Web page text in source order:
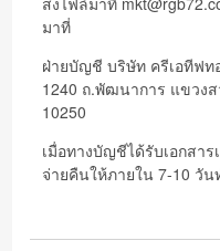
มาที่
ฝ่ายบัญชี บริษัท ครีเอทีฟท
1240 ถ.พัฒนาการ แขวง
10250
เมื่อทางบัญชีได้รับเอกสา
จ่ายคืนให้ภายใน 7-10 วัน